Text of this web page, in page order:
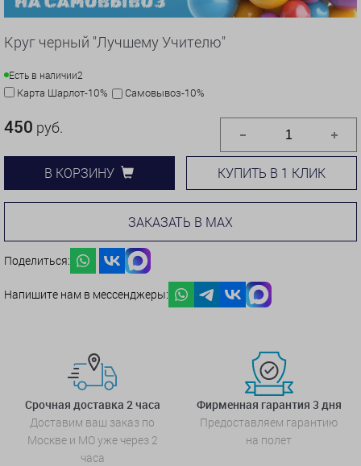
Круг черный "Лучшему Учителю"
Есть в наличии2
Карта Шарлот-10% Самовывоз-10%
450 руб.
В КОРЗИНУ КУПИТЬ В 1 КЛИК
ЗАКАЗАТЬ В MAX
Поделиться:
Напишите нам в мессенджеры:
Срочная доставка 2 часа
Доставим ваш заказ по
Москве и МО уже через 2
часа
Фирменная гарантия 3 дня
Предоставляем гарантию
на полет